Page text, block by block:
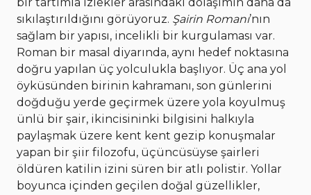
bir tartımla izlekler arasındaki dolaşımın daha da
sıkılaştırıldığını görüyoruz. Şairin Romanı’nın
sağlam bir yapısı, incelikli bir kurgulaması var.
Roman bir masal diyarında, aynı hedef noktasına
doğru yapılan üç yolculukla başlıyor. Üç ana yol
öyküsünden birinin kahramanı, son günlerini
doğduğu yerde geçirmek üzere yola koyulmuş
ünlü bir şair, ikincisininki bilgisini halkıyla
paylaşmak üzere kent kent gezip konuşmalar
yapan bir şiir filozofu, üçüncüsüyse şairleri
öldüren katilin izini süren bir atlı polistir. Yollar
boyunca içinden geçilen doğal güzellikler,